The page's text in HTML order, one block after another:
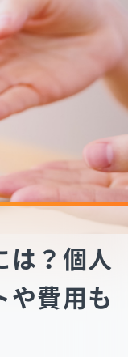
は？個人
や費用も